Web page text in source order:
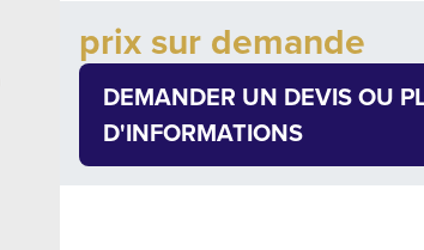
Quantity
Add to cart
prix sur demande
DEMANDER UN DEVIS OU
D'INFORMATIONS